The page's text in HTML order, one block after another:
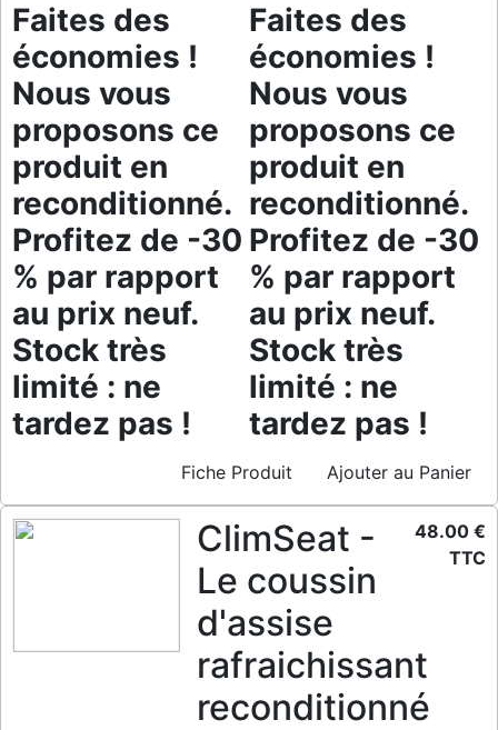
Faites des
économies !
Nous vous
proposons ce
produit en
reconditionné.
Profitez de -30
% par rapport
au prix neuf.
Stock très
limité : ne
tardez pas !
Faites des
économies !
Nous vous
proposons ce
produit en
reconditionné.
Profitez de -30
% par rapport
au prix neuf.
Stock très
limité : ne
tardez pas !
Fiche Produit Ajouter au Panier
ClimSeat -
Le coussin
d'assise
rafraichissant
reconditionné
48.00 €
TTC